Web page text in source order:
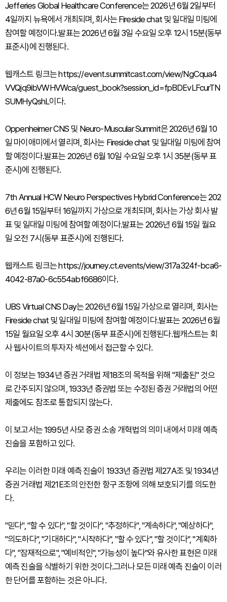
Jefferies Global Healthcare Conference는 2026년 6월 2일부터
4일까지 뉴욕에서 개최되며, 회사는 Fireside chat 및 일대일 미팅에
참여할 예정이다.발표는 2026년 6월 3일 수요일 오후 12시 15분(동부
표준시)에 진행된다.
웹캐스트 링크는 https://event.summitcast.com/view/NgCqua4
VVQjq9ibVWHVWca/guest_book?session_id=fpBDEvLFcurTN
SUMHyQshL이다.
Oppenheimer CNS 및 Neuro-Muscular Summit은 2026년 6월 10
일 마이애미에서 열리며, 회사는 Fireside chat 및 일대일 미팅에 참여
할 예정이다.발표는 2026년 6월 10일 수요일 오후 1시 35분(동부 표
준시)에 진행된다.
7th Annual HCW Neuro Perspectives Hybrid Conference는 202
6년 6월 15일부터 16일까지 가상으로 개최되며, 회사는 가상 회사 발
표 및 일대일 미팅에 참여할 예정이다.발표는 2026년 6월 15일 월요
일 오전 7시(동부 표준시)에 진행된다.
웹캐스트 링크는 https://journey.ct.events/view/317a324f-bca6-
4042-87a0-6c554abf6686이다.
UBS Virtual CNS Day는 2026년 6월 15일 가상으로 열리며, 회사는
Fireside chat 및 일대일 미팅에 참여할 예정이다.발표는 2026년 6월
15일 월요일 오후 4시 30분(동부 표준시)에 진행된다.웹캐스트는 회
사 웹사이트의 투자자 섹션에서 접근할 수 있다.
이 정보는 1934년 증권 거래법 제18조의 목적을 위해 "제출된" 것으
로 간주되지 않으며, 1933년 증권법 또는 수정된 증권 거래법의 어떤
제출에도 참조로 통합되지 않는다.
이 보고서는 1995년 사모 증권 소송 개혁법의 의미 내에서 미래 예측
진술을 포함하고 있다.
우리는 이러한 미래 예측 진술이 1933년 증권법 제27A조 및 1934년
증권 거래법 제21E조의 안전한 항구 조항에 의해 보호되기를 의도한
다.
"믿다", "할 수 있다", "할 것이다", "추정하다", "계속하다", "예상하다",
"의도하다", "기대하다", "시작하다", "할 수 있다", "할 것이다", "계획하
다", "잠재적으로", "예비적인", "가능성이 높다"와 유사한 표현은 미래
예측 진술을 식별하기 위한 것이다.그러나 모든 미래 예측 진술이 이러
한 단어를 포함하는 것은 아니다.